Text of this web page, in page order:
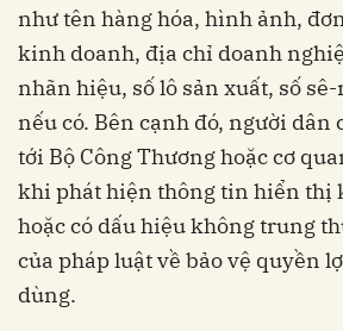
như tên hàng hóa, hình ảnh,
kinh doanh, địa chỉ doanh
nhãn hiệu, số lô sản xuất, số
nếu có. Bên cạnh đó, người dân
tới Bộ Công Thương hoặc cơ
khi phát hiện thông tin hiển thị
hoặc có dấu hiệu không trung
của pháp luật về bảo vệ quyền
dùng.